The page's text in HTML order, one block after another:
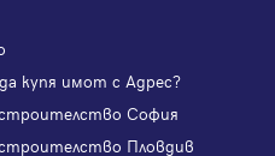
купя имот с Адрес?
София
Пловдив